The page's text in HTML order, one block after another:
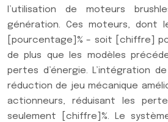
l’utilisation de moteurs
génération. Ces moteurs, dont
[pourcentage]% – soit [chiffre]
de plus que les modèles
pertes d’énergie. L’intégration
réduction de jeu mécanique
actionneurs, réduisant les
seulement [chiffre]%. Le